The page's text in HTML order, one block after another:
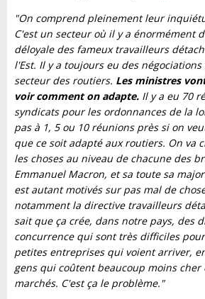
"On comprend pleinement leur
C'est un secteur où il y a énormément
déloyale des fameux travailleurs
l'Est. Il y a toujours eu des
secteur des routiers. Les ministres
voir comment on adapte. Il y a eu 70
syndicats pour les ordonnances de la
pas à 1, 5 ou 10 réunions près si on
que ce soit adapté aux routiers. On va
les choses au niveau de chacune des
Emmanuel Macron, et sa toute sa
est autant motivés sur pas mal de
notamment la directive travailleurs
sait que ça crée, dans notre pays, des
concurrence qui sont très difficiles
petites entreprises qui voient arriver,
gens qui coûtent beaucoup moins
marchés. C'est ça le problème."